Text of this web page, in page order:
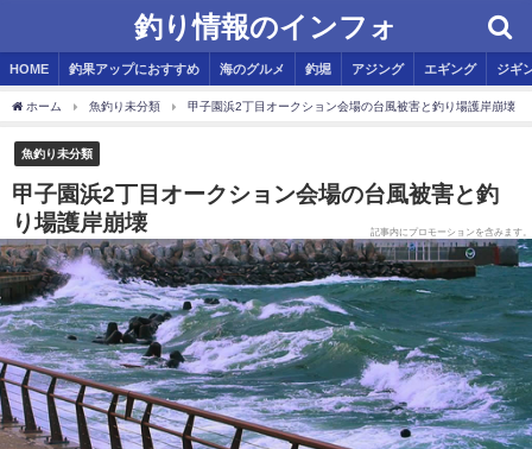
釣り情報のインフォ
HOME 釣果アップにおすすめ 海のグルメ 釣堀 アジング エギング ジギ
ホーム 魚釣り未分類 甲子園浜2丁目オークション会場の台風被害と釣り場護岸崩壊
魚釣り未分類
甲子園浜2丁目オークション会場の台風被害と釣
り場護岸崩壊
記事内にプロモーションを含みます。